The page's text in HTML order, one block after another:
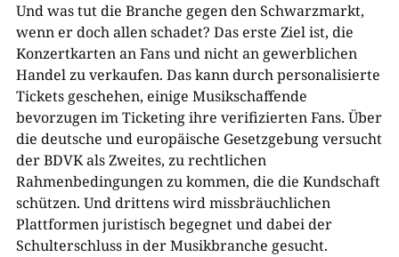
Und was tut die Branche gegen den Schwarzmarkt,
wenn er doch allen schadet? Das erste Ziel ist, die
Konzertkarten an Fans und nicht an gewerblichen
Handel zu verkaufen. Das kann durch personalisierte
Tickets geschehen, einige Musikschaffende
bevorzugen im Ticketing ihre verifizierten Fans. Über
die deutsche und europäische Gesetzgebung versucht
der BDVK als Zweites, zu rechtlichen
Rahmenbedingungen zu kommen, die die Kundschaft
schützen. Und drittens wird missbräuchlichen
Plattformen juristisch begegnet und dabei der
Schulterschluss in der Musikbranche gesucht.